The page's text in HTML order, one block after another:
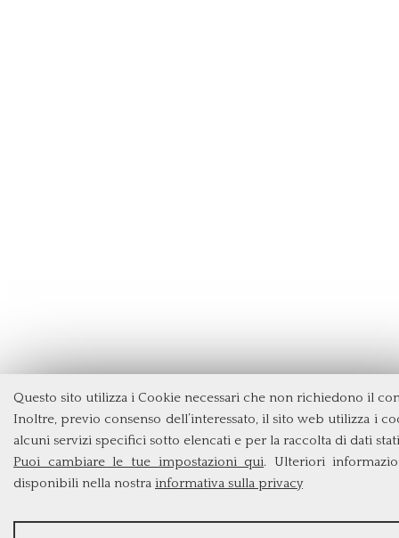
Questo sito utilizza i Cookie necessari che non richiedono il
Inoltre, previo consenso dell’interessato, il sito web utilizza i
alcuni servizi specifici sotto elencati e per la raccolta di dati
Puoi cambiare le tue impostazioni qui. Ulteriori
disponibili nella nostra informativa sulla privacy
STATISTICHE